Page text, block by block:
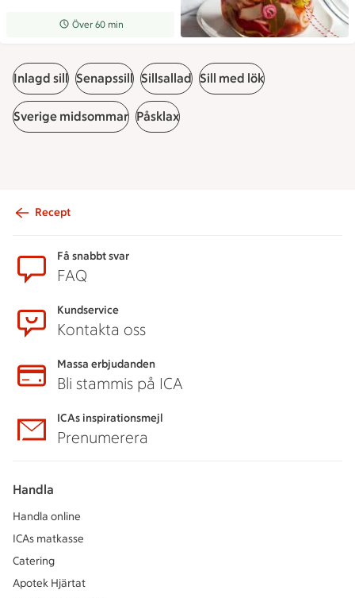
Receptet tar Över 60 min att tillaga
Över 60 min
Inlagd sill Senapssill Sillsallad Sill med lök
Sverige midsommar Påsklax
Recept
Få snabbt svar
FAQ
Kundservice
Kontakta oss
Massa erbjudanden
Bli stammis på ICA
ICAs inspirationsmejl
Prenumerera
Handla
Handla online
ICAs matkasse
Catering
Apotek Hjärtat